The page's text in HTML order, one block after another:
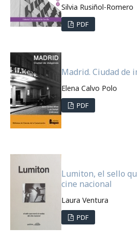
Silvia Rusiñol-Romero
PDF
Madrid. Ciudad de
Elena Calvo Polo
PDF
Lumiton, el sello
cine nacional
Laura Ventura
PDF